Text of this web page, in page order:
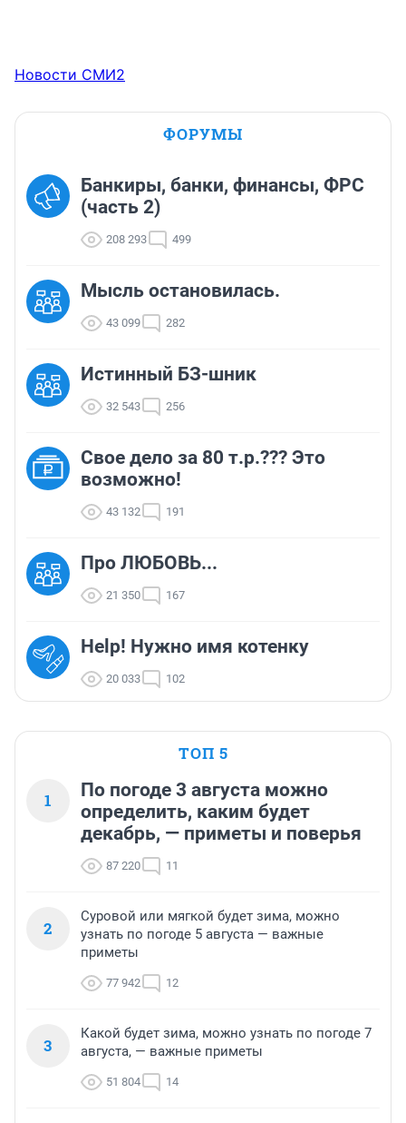
Новости СМИ2
ФОРУМЫ
Банкиры, банки, финансы, ФРС
(часть 2)
208 293 499
Мысль остановилась.
43 099 282
Истинный БЗ-шник
32 543 256
Свое дело за 80 т.р.??? Это
возможно!
43 132 191
Про ЛЮБОВЬ...
21 350 167
Help! Нужно имя котенку
20 033 102
ТОП 5
1
По погоде 3 августа можно
определить, каким будет
декабрь, — приметы и поверья
87 220 11
2
Суровой или мягкой будет зима, можно
узнать по погоде 5 августа — важные
приметы
77 942 12
3
Какой будет зима, можно узнать по погоде 7
августа, — важные приметы
51 804 14